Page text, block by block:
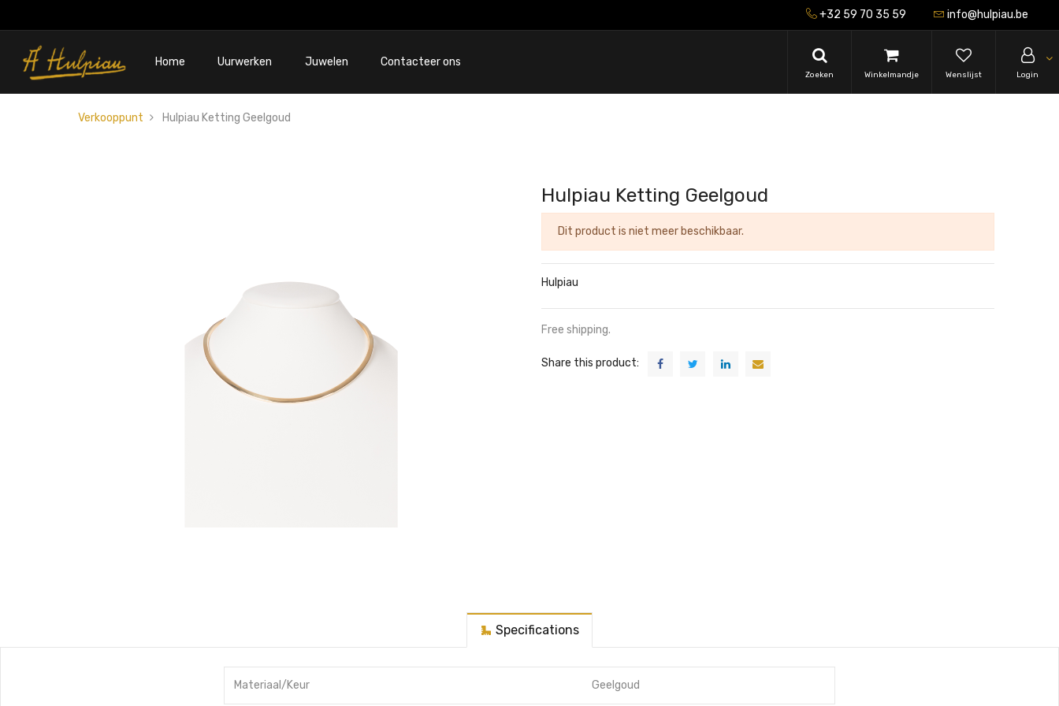
+32 59 70 35 59 info@hulpiau.be
Zoeken Winkelmandje Wenslijst Login
Home Uurwerken Juwelen Contacteer ons
Verkooppunt Hulpiau Ketting Geelgoud
Hulpiau Ketting Geelgoud
Dit product is niet meer beschikbaar.
Hulpiau
Free shipping.
Share this product:
Specifications
Materiaal/Keur Geelgoud